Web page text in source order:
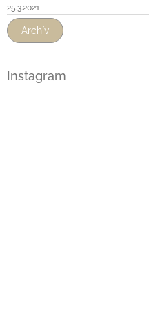
25.3.2021
Archív
Instagram